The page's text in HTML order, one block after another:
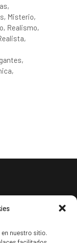
nuestro sitio.
Misterio
Realismo